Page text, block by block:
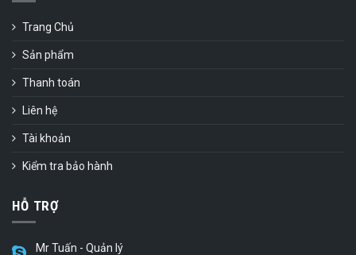
Trang Chủ
Sản phẩm
Thanh toán
Liên hệ
Tài khoản
Kiểm tra bảo hành
HỖ TRỢ
Mr Tuấn - Quản lý